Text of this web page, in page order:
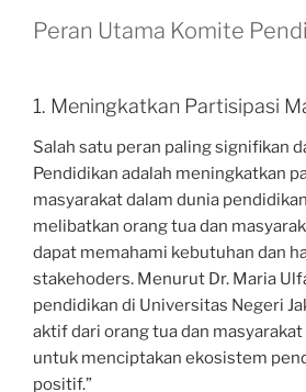
Peran Utama Komite
1. Meningkatkan Partisipasi
Salah satu peran paling signifikan
Pendidikan adalah meningkatkan
masyarakat dalam dunia
melibatkan orang tua dan
dapat memahami kebutuhan dan
stakehoders. Menurut Dr. Maria
pendidikan di Universitas Negeri
aktif dari orang tua dan
untuk menciptakan ekosistem
positif.”